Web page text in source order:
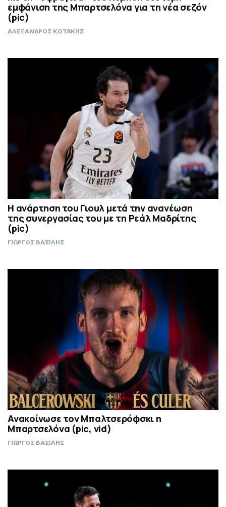
εμφάνιση της Μπαρτσελόνα για τη νέα σεζόν
(pic)
ΑΛΕΞΑΝΔΡΟΣ ΚΩΤΑΚΗΣ
Η ανάρτηση του Γιουλ μετά την ανανέωση
της συνεργασίας του με τη Ρεάλ Μαδρίτης
(pic)
ΓΙΩΡΓΟΣ ΒΑΣΙΛΗΣ
Ανακοίνωσε τον Μπαλτσερόφσκι η
Μπαρτσελόνα (pic, vid)
ΓΙΩΡΓΟΣ ΒΑΣΙΛΗΣ